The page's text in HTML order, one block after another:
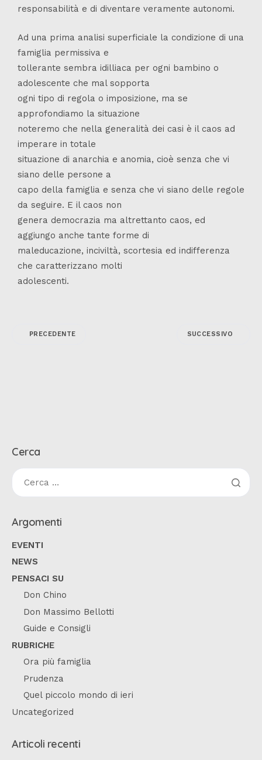
responsabilità e di diventare veramente autonomi.
Ad una prima analisi superficiale la condizione di una
famiglia permissiva e
tollerante sembra idilliaca per ogni bambino o
adolescente che mal sopporta
ogni tipo di regola o imposizione, ma se
approfondiamo la situazione
noteremo che nella generalità dei casi è il caos ad
imperare in totale
situazione di anarchia e anomia, cioè senza che vi
siano delle persone a
capo della famiglia e senza che vi siano delle regole
da seguire. E il caos non
genera democrazia ma altrettanto caos, ed
aggiungo anche tante forme di
maleducazione, inciviltà, scortesia ed indifferenza
che caratterizzano molti
adolescenti.
PRECEDENTE SUCCESSIVO
Cerca
Argomenti
EVENTI
NEWS
PENSACI SU
Don Chino
Don Massimo Bellotti
Guide e Consigli
RUBRICHE
Ora più famiglia
Prudenza
Quel piccolo mondo di ieri
Uncategorized
Articoli recenti